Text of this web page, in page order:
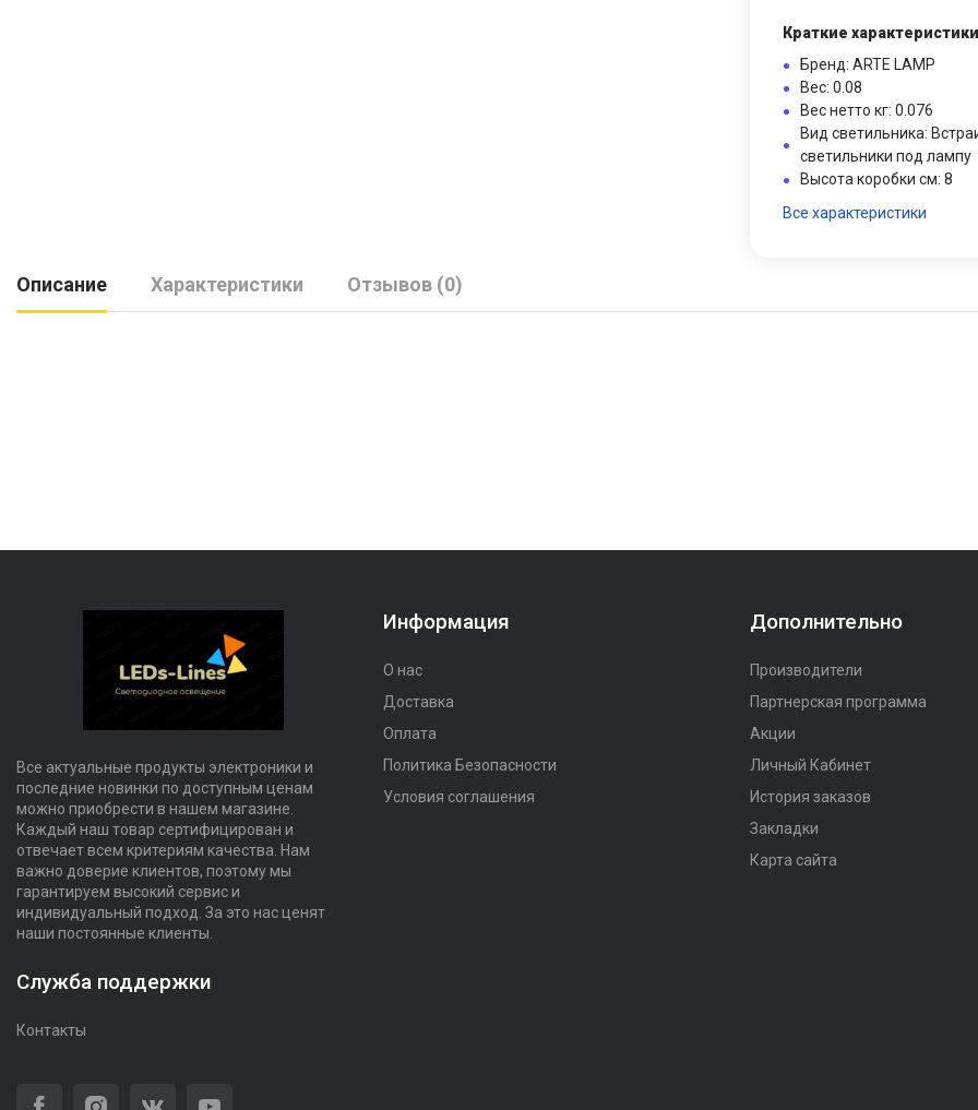
Краткие характеристики
Бренд: ARTE LAMP
Вес: 0.08
Вес нетто кг: 0.076
Вид светильника:
светильники под лампу
Высота коробки см: 8
Все характеристики
Описание Характеристики Отзывов (0)
Все актуальные продукты электроники и
последние новинки по доступным ценам
можно приобрести в нашем магазине.
Каждый наш товар сертифицирован и
отвечает всем критериям качества. Нам
важно доверие клиентов, поэтому мы
гарантируем высокий сервис и
индивидуальный подход. За это нас ценят
наши постоянные клиенты.
Служба поддержки
Контакты
Информация
О нас
Доставка
Оплата
Политика Безопасности
Условия соглашения
Дополнительно
Производители
Партнерская программа
Акции
Личный Кабинет
История заказов
Закладки
Карта сайта